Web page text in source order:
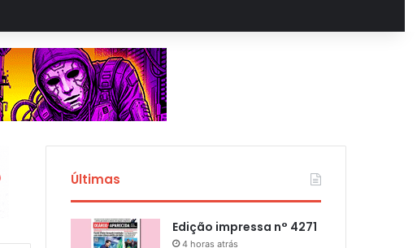
Últimas
Edição impressa n° 4271
4 horas atrás